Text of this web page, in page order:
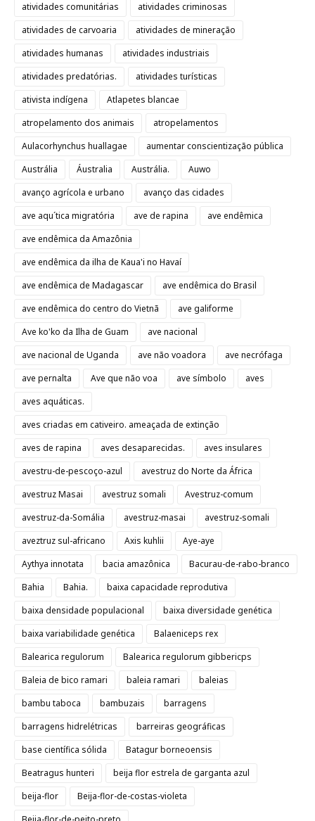
atividades comunitárias
atividades criminosas
atividades de carvoaria
atividades de mineração
atividades humanas
atividades industriais
atividades predatórias.
atividades turísticas
ativista indígena
Atlapetes blancae
atropelamento dos animais
atropelamentos
Aulacorhynchus huallagae
aumentar conscientização pública
Austrália
Áustralia Austrália.
Auwo
avanço agrícola e urbano
avanço das cidades
ave aqu´tica migratória
ave de rapina
ave endêmica
ave endêmica da Amazônia
ave endêmica da ilha de Kaua'i no Havaí
ave endêmica de Madagascar
ave endêmica do Brasil
ave endêmica do centro do Vietnã
ave galiforme
Ave ko'ko da Ilha de Guam
ave nacional
ave nacional de Uganda
ave não voadora
ave necrófaga
ave pernalta
Ave que não voa ave símbolo
aves
aves aquáticas.
aves criadas em cativeiro. ameaçada de extinção
aves de rapina
aves desaparecidas.
aves insulares
avestru-de-pescoço-azul
avestruz do Norte da África
avestruz Masai
avestruz somali
Avestruz-comum
avestruz-da-Somália
avestruz-masai
avestruz-somali
aveztruz sul-africano
Axis kuhlii
Aye-aye
Aythya innotata
bacia amazônica
Bacurau-de-rabo-branco
Bahia
Bahia.
baixa capacidade reprodutiva
baixa densidade populacional
baixa diversidade genética
baixa variabilidade genética
Balaeniceps rex
Balearica regulorum
Balearica regulorum gibbericps
Baleia de bico ramari
baleia ramari
baleias
bambu taboca
bambuzais
barragens
barragens hidrelétricas
barreiras geográficas
base científica sólida
Batagur borneoensis
Beatragus hunteri
beija flor estrela de garganta azul
beija-flor
Beija-flor-de-costas-violeta